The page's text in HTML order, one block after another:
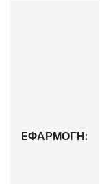
EΦΑΡΜΟΓΗ: